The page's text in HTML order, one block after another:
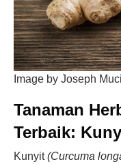
Image by Joseph
Tanaman
Terbaik:
Kunyit(Curcuma